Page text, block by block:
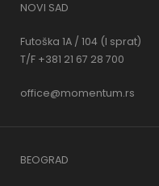
NOVI SAD
Futoška 1A / 104 (I sprat)
T/F +381 21 67 28 700
office@momentum.rs
BEOGRAD